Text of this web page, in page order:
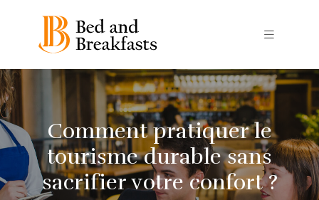
Comment pratiquer le
tourisme durable sans
sacrifier votre confort ?